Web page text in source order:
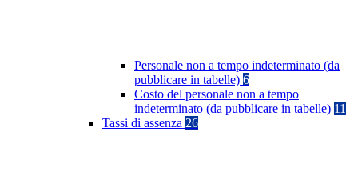
Personale non a tempo indeterminato (da
pubblicare in tabelle) 6
Costo del personale non a tempo
indeterminato (da pubblicare in tabelle) 11
Tassi di assenza 26